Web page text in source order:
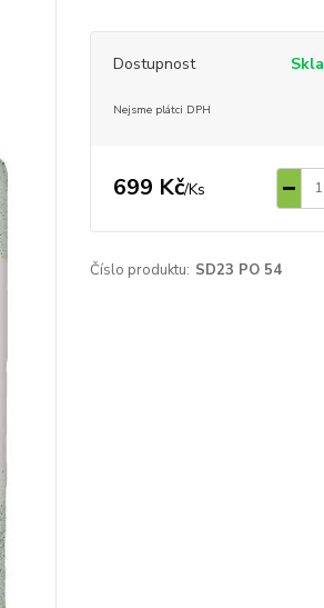
Dostupnost
Nejsme plátci DPH
699 Kč/Ks
Číslo produktu: SD23 PO 54